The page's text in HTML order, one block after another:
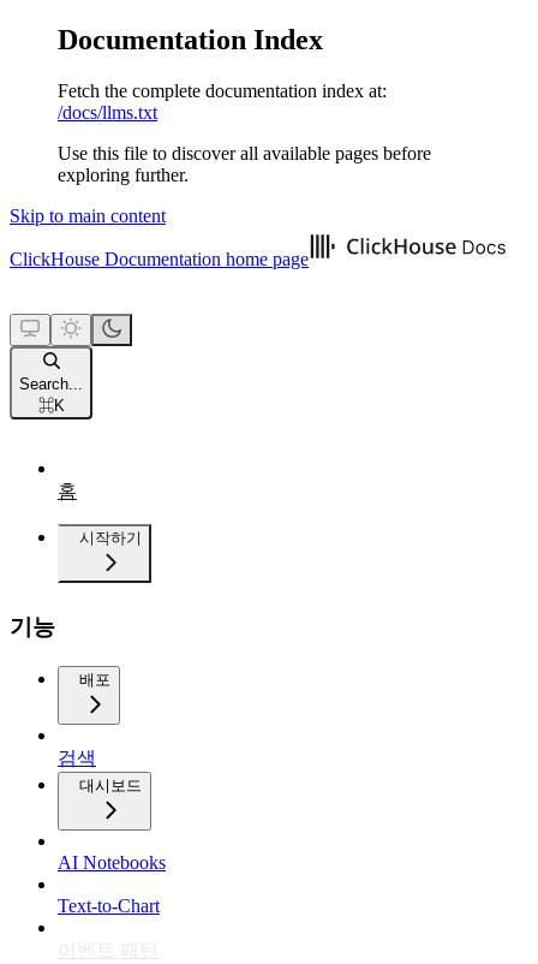
Documentation Index
Fetch the complete documentation index at:
/docs/llms.txt
Use this file to discover all available pages before
exploring further.
Skip to main content
ClickHouse Documentation home page
Search...
⌘K
홈
시작하기
기능
배포
검색
대시보드
AI Notebooks
Text-to-Chart
이벤트 패턴